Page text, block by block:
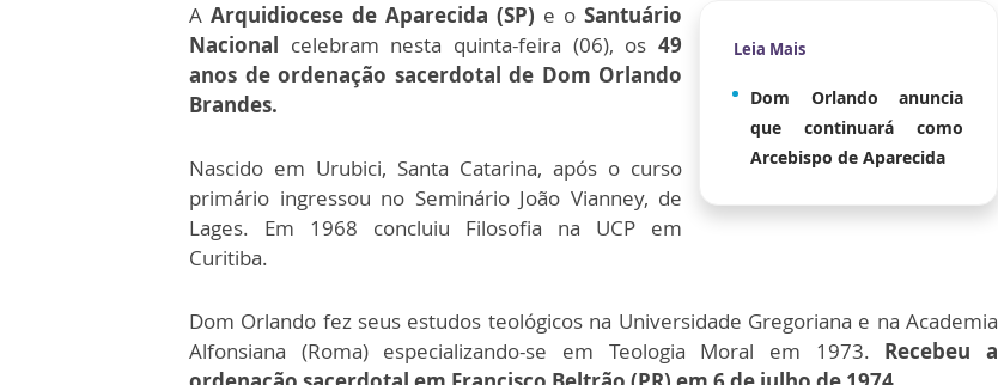
Leia Mais
Dom Orlando anuncia
que continuará como
Arcebispo de Aparecida
A Arquidiocese de Aparecida (SP) e o Santuário
Nacional celebram nesta quinta-feira (06), os49
anos de ordenação sacerdotal de Dom Orlando
Brandes.
Nascido em Urubici, Santa Catarina, após o curso
primário ingressou no Seminário João Vianney, de
Lages. Em 1968 concluiu Filosofia na UCP em
Curitiba.
Dom Orlando fez seus estudos teológicos na Universidade Gregoriana e na Academia
Alfonsiana (Roma) especializando-se em Teologia Moral em 1973. Recebeu a